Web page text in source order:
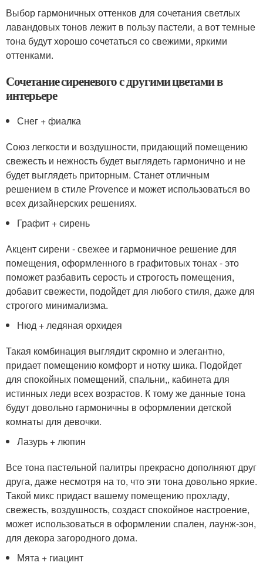
Выбор гармоничных оттенков для сочетания светлых
лавандовых тонов лежит в пользу пастели, а вот темные
тона будут хорошо сочетаться со свежими, яркими
оттенками.
Сочетание сиреневого с другими цветами в
интерьере
Снег + фиалка
Союз легкости и воздушности, придающий помещению
свежесть и нежность будет выглядеть гармонично и не
будет выглядеть приторным. Станет отличным
решением в стиле Provence и может использоваться во
всех дизайнерских решениях.
Графит + сирень
Акцент сирени - свежее и гармоничное решение для
помещения, оформленного в графитовых тонах - это
поможет разбавить серость и строгость помещения,
добавит свежести, подойдет для любого стиля, даже для
строгого минимализма.
Нюд + ледяная орхидея
Такая комбинация выглядит скромно и элегантно,
придает помещению комфорт и нотку шика. Подойдет
для спокойных помещений, спальни,, кабинета для
истинных леди всех возрастов. К тому же данные тона
будут довольно гармоничны в оформлении детской
комнаты для девочки.
Лазурь + люпин
Все тона пастельной палитры прекрасно дополняют друг
друга, даже несмотря на то, что эти тона довольно яркие.
Такой микс придаст вашему помещению прохладу,
свежесть, воздушность, создаст спокойное настроение,
может использоваться в оформлении спален, лаунж-зон,
для декора загородного дома.
Мята + гиацинт